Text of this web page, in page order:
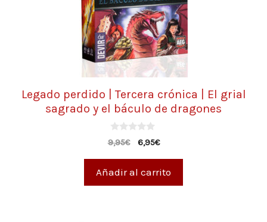
Legado perdido | Tercera crónica | El grial
sagrado y el báculo de dragones
0
d
9,95€ 6,95€
Añadir al carrito